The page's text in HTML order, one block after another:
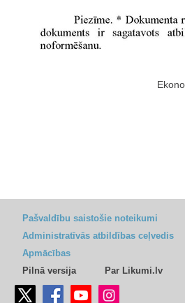
Pašvaldību saistošie noteikumi
Administratīvās atbildības ceļvedis
Apmācības
Pilnā versija
Par Likumi.lv